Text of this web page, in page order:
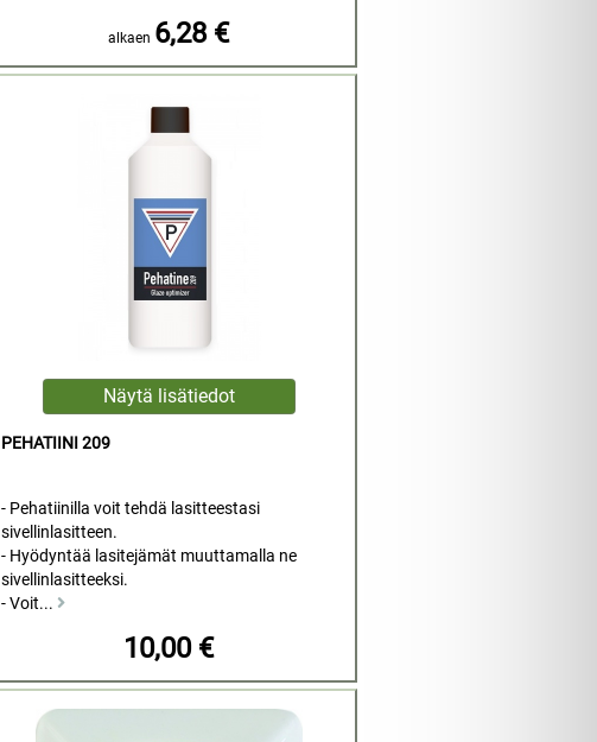
alkaen 6,28 €
PEHATIINI 209
- Pehatiinilla voit tehdä lasitteestasi
sivellinlasitteen.
- Hyödyntää lasitejämät muuttamalla ne
sivellinlasitteeksi.
- Voit...
10,00 €